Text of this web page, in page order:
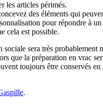
les articles périmés.
des éléments qui
pour répondre à
cela est possible.
sera très
que la préparation en vrac
toujours être conservés
.